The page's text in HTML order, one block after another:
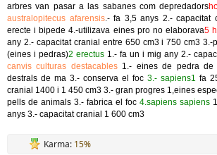
arbres van pasar a las sabanes com depredadors
australopitecus afarensis.- fa 3,5 anys 2.- capacitat
erecte i bipede 4.-utilizava eines pro no elaborava5
any 2.- capacitat cranial entre 650 cm3 i 750 cm3 3.-
(eines i pedras)2 erectus 1.- fa un i mig any 2.-
canvis culturas destacables1.- eines de pedra de
destrals de ma 3.- conserva el foc 3.- sapiens1 fa
cranial 1400 i 1 450 cm3 3.- gran progres 1,eines
pells de animals 3.- fabrica el foc 4.sapiens sapiens
anys 3.- capacitat cranial 1 600 cm3
Karma: 15%